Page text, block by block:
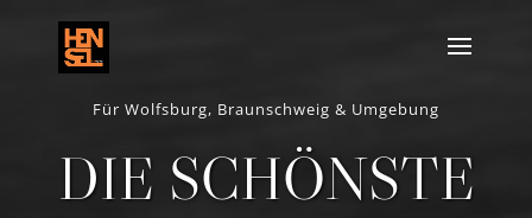
Für Wolfsburg, Braunschweig & Umgebung
DIE SCHÖNSTE